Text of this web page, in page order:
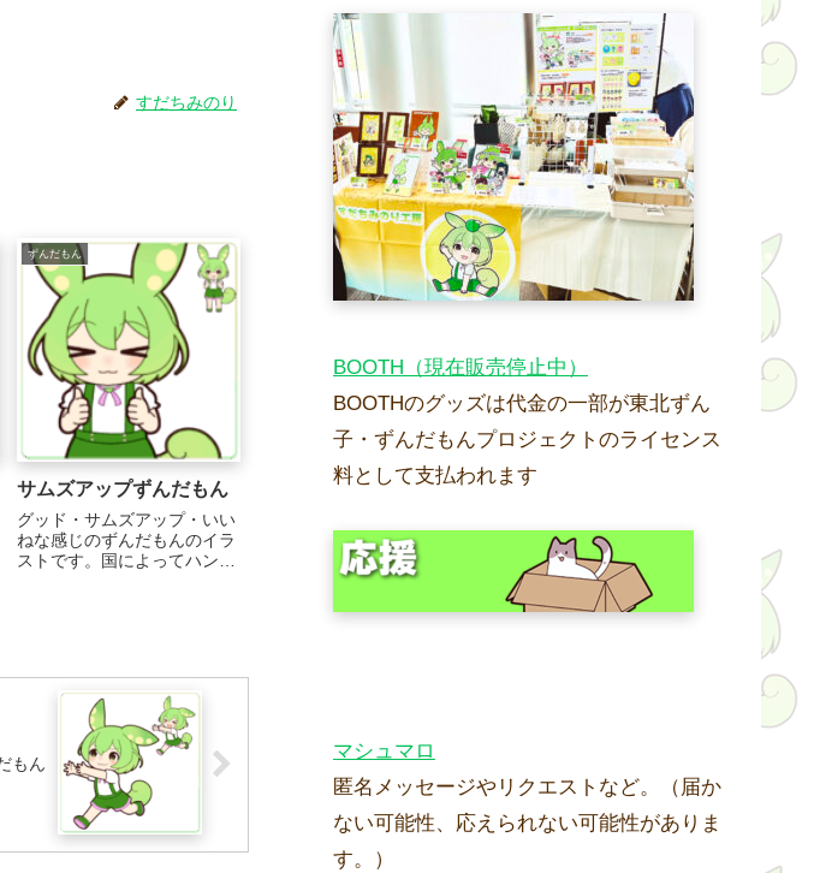
すだちみのり
ずんだもん
サムズアップずんだもん
グッド・サムズアップ・いい
ねな感じのずんだもんのイラ
ストです。国によってハンド
けてください。 ...
もん
BOOTH（現在販売停止中）
BOOTHのグッズは代金の一部が東北ずん
子・ずんだもんプロジェクトのライセンス
料として支払われます
マシュマロ
匿名メッセージやリクエストなど。（届か
ない可能性、応えられない可能性がありま
す。）